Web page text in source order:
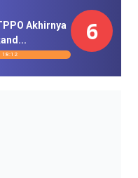
Akhirnya
18:12
6